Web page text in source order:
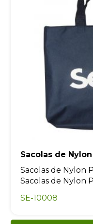
Sacolas de
Sacolas de Nylon
Sacolas de Nylon
SE-10008